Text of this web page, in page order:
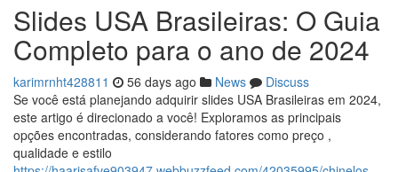
Slides USA Brasileiras: O Guia
Completo para o ano de 2024
karimrnht428811 56 days ago News
Discuss
Se você está planejando adquirir slides USA Brasileiras em 2024,
este artigo é direcionado a você! Exploramos as principais
opções encontradas, considerando fatores como preço ,
qualidade e estilo